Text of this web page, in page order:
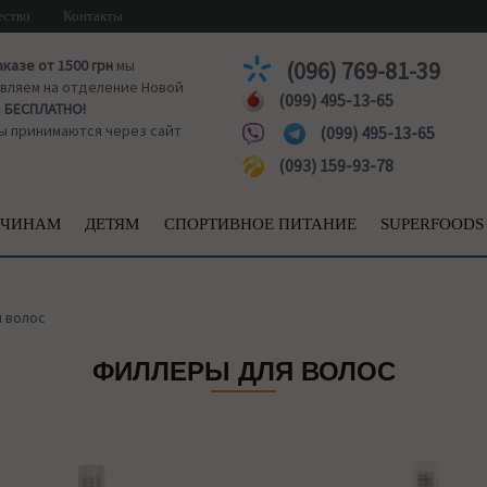
Контакты
от 1500 грнмы
на отделение Новой
БЕСПЛАТНО!
принимаются через сайт
(096) 769-81-39
(099) 495-13-65
(099) 495-13-65
(093) 159-93-78
ДЕТЯМ СПОРТИВНОЕ ПИТАНИЕ SUPERFOODS
ФИЛЛЕРЫ ДЛЯ ВОЛОС